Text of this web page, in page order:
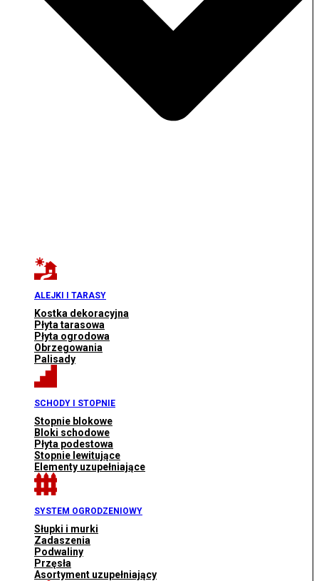
ALEJKI I TARASY
Kostka dekoracyjna
Płyta tarasowa
Płyta ogrodowa
Obrzegowania
Palisady
SCHODY I STOPNIE
Stopnie blokowe
Bloki schodowe
Płyta podestowa
Stopnie lewitujące
Elementy uzupełniające
SYSTEM OGRODZENIOWY
Słupki i murki
Zadaszenia
Podwaliny
Przęsła
Asortyment uzupełniający